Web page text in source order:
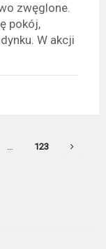
zwęglone.
pokój,
W akcji
123